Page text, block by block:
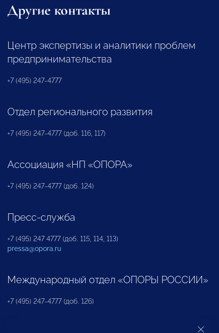
Другие контакты
Центр экспертизы и аналитики проблем
предпринимательства
+7 (495) 247-4777
Отдел регионального развития
+7 (495) 247-4777 (доб. 116, 117)
Ассоциация «НП «ОПОРА»
+7 (495) 247-4777 (доб. 124)
Пресс-служба
+7 (495) 247 4777 (доб. 115, 114, 113)
pressa@opora.ru
Международный отдел «ОПОРЫ РОССИИ»
+7 (495) 247-4777 (доб. 126)